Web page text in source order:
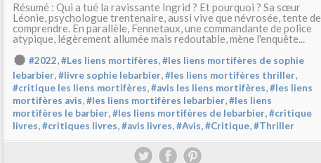
Résumé : Qui a tué la ravissante Ingrid ? Et pourquoi ? Sa sœur
Léonie, psychologue trentenaire, aussi vive que névrosée, tente de
comprendre. En parallèle, Fennetaux, une commandante de police
atypique, légèrement allumée mais redoutable, mène l'enquête...
#2022,#Les liens mortifères,#les liens mortifères de sophie
lebarbier,#livre sophie lebarbier,#les liens mortifères thriller,
#critique les liens mortifères,#avis les liens mortifères,#les liens
mortifères avis,#les liens mortifères lebarbier,#les liens
mortifères le barbier,#les liens mortifères de lebarbier,#critique
livres,#critiques livres,#avis livres,#Avis,#Critique,#Thriller